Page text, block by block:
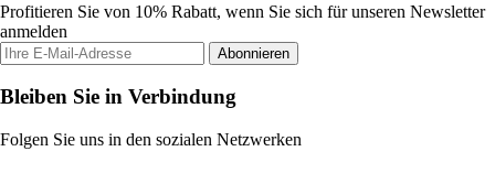
Profitieren Sie von 10% Rabatt, wenn Sie sich für unseren Newsletter
anmelden
Abonnieren
Bleiben Sie in Verbindung
Folgen Sie uns in den sozialen Netzwerken